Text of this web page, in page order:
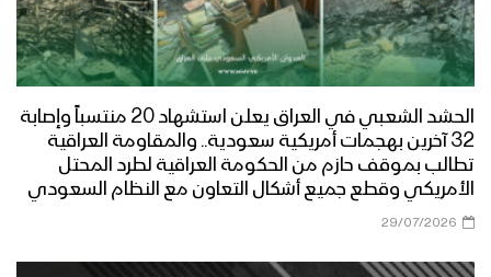
الحشد الشعبي في العراق يعلن استشهاد 20 منتسباً وإصابة
32 آخرين بهجمات أمريكية سعودية.. والمقاومة العراقية
تطالب بموقف حازم من الحكومة العراقية لطرد المحتل
الأمريكي وقطع جميع أشكال التعاون مع النظام السعودي
29/07/2026